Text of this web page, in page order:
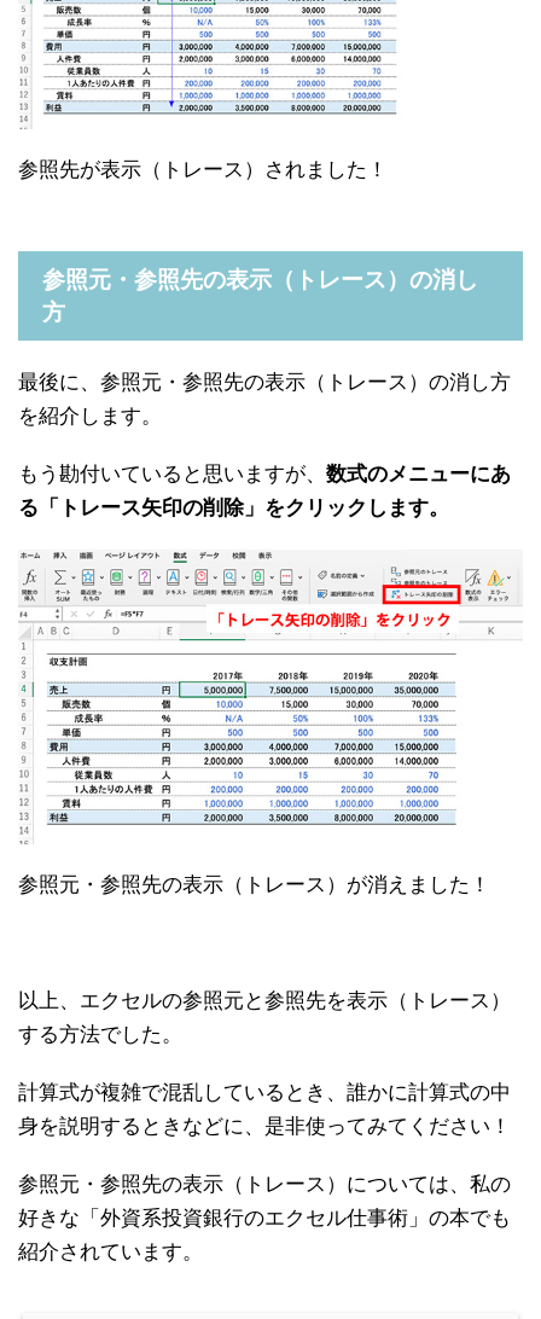
参照先が表示（トレース）されました！
参照元・参照先の表示（トレース）の消し
方
最後に、参照元・参照先の表示（トレース）の消し方
を紹介します。
もう勘付いていると思いますが、 数式のメニューにあ
る「トレース矢印の削除」をクリックします。
参照元・参照先の表示（トレース）が消えました！
以上、エクセルの参照元と参照先を表示（トレース）
する方法でした。
計算式が複雑で混乱しているとき、誰かに計算式の中
身を説明するときなどに、是非使ってみてください！
参照元・参照先の表示（トレース）については、私の
好きな「外資系投資銀行のエクセル仕事術」の本でも
紹介されています。